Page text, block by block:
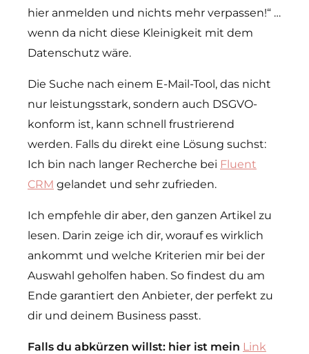
hier anmelden und nichts mehr verpassen!“ …
wenn da nicht diese Kleinigkeit mit dem
Datenschutz wäre.
Die Suche nach einem E-Mail-Tool, das nicht
nur leistungsstark, sondern auch DSGVO-
konform ist, kann schnell frustrierend
werden. Falls du direkt eine Lösung suchst:
Ich bin nach langer Recherche bei Fluent
CRM gelandet und sehr zufrieden.
Ich empfehle dir aber, den ganzen Artikel zu
lesen. Darin zeige ich dir, worauf es wirklich
ankommt und welche Kriterien mir bei der
Auswahl geholfen haben. So findest du am
Ende garantiert den Anbieter, der perfekt zu
dir und deinem Business passt.
Falls du abkürzen willst: hier ist mein Link